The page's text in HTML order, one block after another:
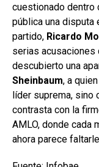
cuestionado dentro
pública una disputa
partido, Ricardo
serias acusaciones
descubierto una
Sheinbaum, a
líder suprema, sino
contrasta con la
AMLO, donde cada
ahora parece